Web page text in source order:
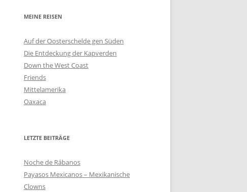
MEINE REISEN
Auf der Oosterschelde gen Süden
Die Entdeckung der Kapverden
Down the West Coast
Friends
Mittelamerika
Oaxaca
LETZTE BEITRÄGE
Noche de Rábanos
Payasos Mexicanos – Mexikanische
Clowns